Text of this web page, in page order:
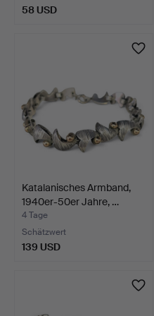
58 USD
Katalanisches Armband,
1940er-50er Jahre, …
4 Tage
Schätzwert
139 USD